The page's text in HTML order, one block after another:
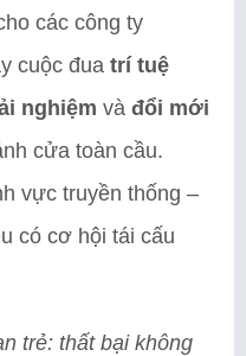
các công ty
cuộc đua trí tuệ
nghiệm và đổi mới
cửa toàn cầu.
vực truyền thống –
có cơ hội tái cấu
trẻ: thất bại không